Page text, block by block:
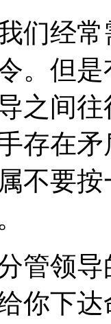
们经
。但
之间
存在
不要
管领
你下